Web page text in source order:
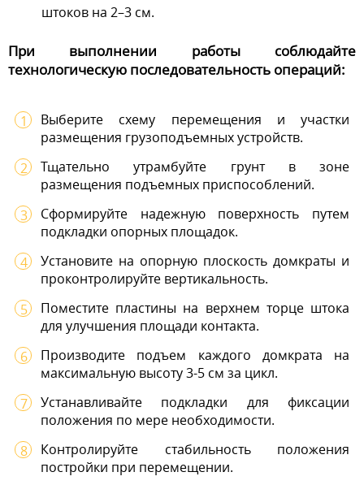
штоков на 2–3 см.
При выполнении работы соблюдайте
технологическую последовательность операций:
Выберите схему перемещения и участки
размещения грузоподъемных устройств.
Тщательно утрамбуйте грунт в зоне
размещения подъемных приспособлений.
Сформируйте надежную поверхность путем
подкладки опорных площадок.
Установите на опорную плоскость домкраты и
проконтролируйте вертикальность.
Поместите пластины на верхнем торце штока
для улучшения площади контакта.
Производите подъем каждого домкрата на
максимальную высоту 3-5 см за цикл.
Устанавливайте подкладки для фиксации
положения по мере необходимости.
Контролируйте стабильность положения
постройки при перемещении.